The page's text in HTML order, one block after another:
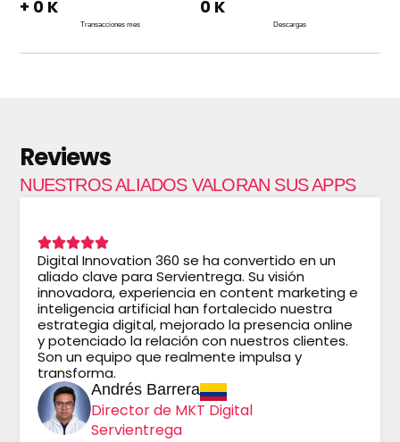
+ 0 K
Transacciones mes
0 K
Descargas
Reviews
NUESTROS ALIADOS VALORAN SUS APPS
Digital Innovation 360 se ha convertido en un
aliado clave para Servientrega. Su visión
innovadora, experiencia en content marketing e
inteligencia artificial han fortalecido nuestra
estrategia digital, mejorado la presencia online
y potenciado la relación con nuestros clientes.
Son un equipo que realmente impulsa y
transforma.
Andrés Barrera
Director de MKT Digital
Servientrega